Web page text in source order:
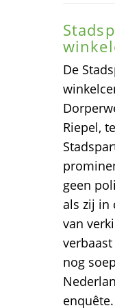
De
Riepel,
geen
als zij in
van
nog
enquête.